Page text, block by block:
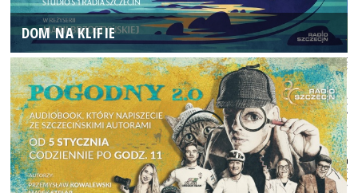
DOM NA KLIFIE